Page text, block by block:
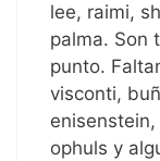
lee, raimi,
palma. Son
punto.
visconti,
ophuls y